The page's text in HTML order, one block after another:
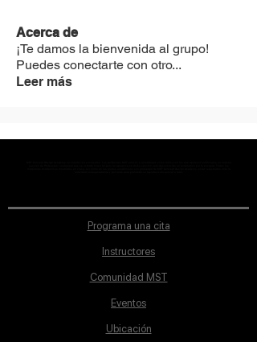
Acerca de
¡Te damos la bienvenida al grupo!
Puedes conectarte con otro...
Leer más
Programa una cita
Instructores
Comunidad MST
Eventos
Ubicación